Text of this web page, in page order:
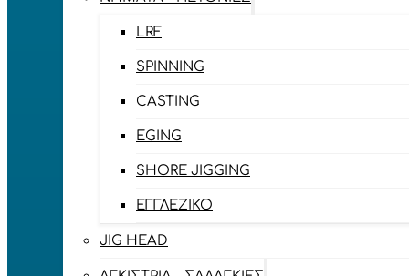
LRF
SPINNING
CASTING
EGING
SHORE JIGGING
ΕΓΓΛΈΖΙΚΟ
JIG HEAD